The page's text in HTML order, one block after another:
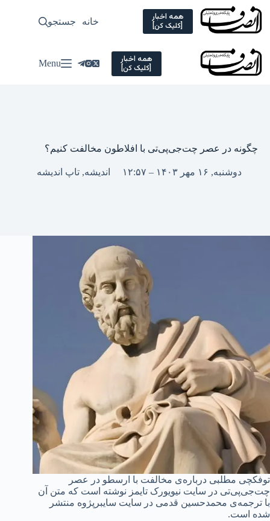
Skip
content
همه اخبار
[کلیک کن] خانه سیاسی
جستجو
همه اخبار
[کلیک کن] Menu
چگونه در عصر چت‌جی‌پی‌تی با افلاطون مخالفت کنیم؟
دوشنبه, ۱۶ مهر ۱۴۰۳ – ۱۲:۵۷ اندیشه,تاپ اندیشه
توفکچی مطلبی درباره‌ی مخالفت با ارسطو در عصر
چت‌جی‌پی‌تی در سایت نیویورک تایمز نوشته است که متن آن
با ترجمه‌ی محمدحسین قدمی در سایت سایبرپژوه منتشر
شده است.